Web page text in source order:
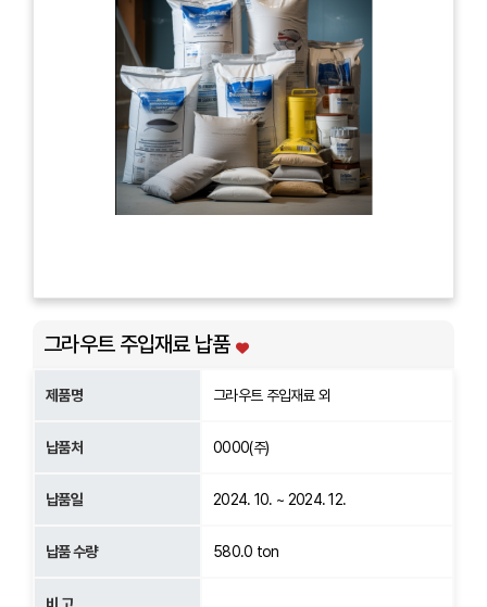
그라우트 주입재료 납품
제품명 그라우트 주입재료 외
납품처 0000(주)
납품일 2024. 10. ~ 2024. 12.
납품 수량 580.0 ton